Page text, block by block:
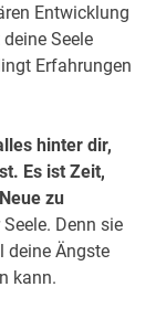
Entwicklung
Seele
Erfahrungen
hinter dir,
Es ist Zeit,
zu
Denn sie
deine Ängste
kann.